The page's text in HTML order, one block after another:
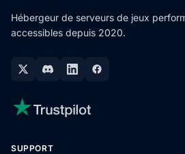
Hébergeur de serveurs de jeux
accessibles depuis 2020.
SUPPORT